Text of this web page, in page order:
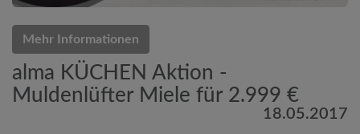
Mehr Informationen
alma KÜCHEN Aktion -
Muldenlüfter Miele für 2.999 €
18.05.2017